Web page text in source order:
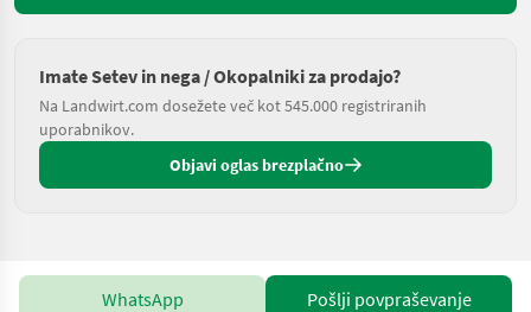
Imate Setev in nega / Okopalniki za prodajo?
Na Landwirt.com dosežete več kot 545.000 registriranih
uporabnikov.
Objavi oglas brezplačno
WhatsApp Pošlji povpraševanje